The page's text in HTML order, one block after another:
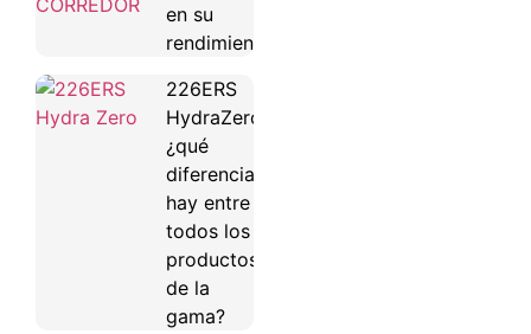
en su
rendimiento
226ERS
HydraZero:
¿qué
diferencias
hay entre
todos los
productos
de la
gama?